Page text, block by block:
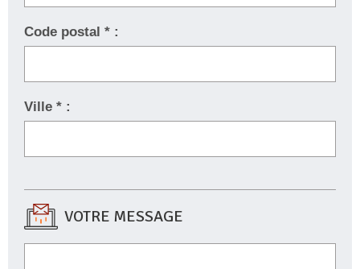
Code postal * :
Ville * :
VOTRE MESSAGE